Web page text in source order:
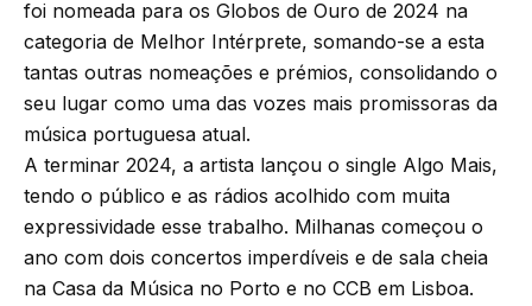
foi nomeada para os Globos de Ouro de 2024 na
categoria de Melhor Intérprete, somando-se a esta
tantas outras nomeações e prémios, consolidando o
seu lugar como uma das vozes mais promissoras da
música portuguesa atual.
A terminar 2024, a artista lançou o single Algo Mais,
tendo o público e as rádios acolhido com muita
expressividade esse trabalho. Milhanas começou o
ano com dois concertos imperdíveis e de sala cheia
na Casa da Música no Porto e no CCB em Lisboa.